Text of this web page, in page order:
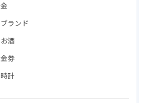
金
ブランド
お酒
金券
時計